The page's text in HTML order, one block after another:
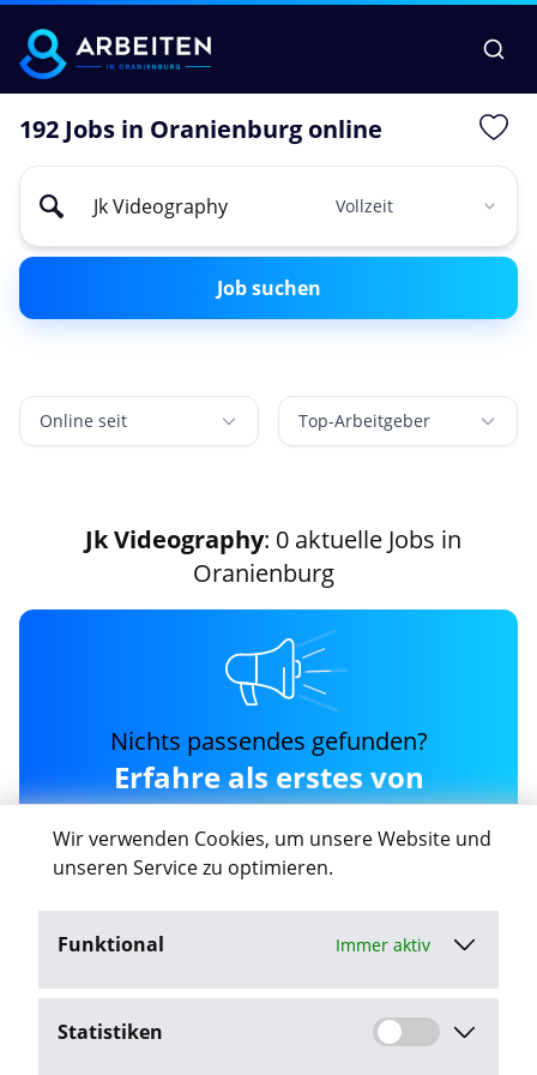
Wir verwenden Cookies, um unsere Website und
unseren Service zu optimieren.
Funktional Immer aktiv
Statistiken
192 Jobs in Oranienburg online
Job suchen
Online seit Top-Arbeitgeber
Jk Videography: 0 aktuelle Jobs in
Oranienburg
Nichts passendes gefunden?
Erfahre als erstes von
neuen jk-videography
Jobs in Oranienburg